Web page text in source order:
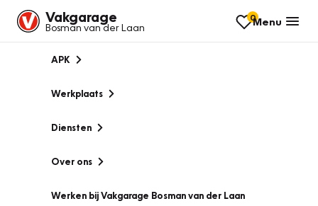
Vakgarage
Bosman van der Laan
0Menu
APK
Werkplaats
Diensten
Over ons
Werken bij Vakgarage Bosman van der Laan